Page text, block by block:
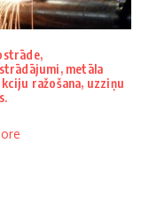
metāla
ražošana, uzziņu